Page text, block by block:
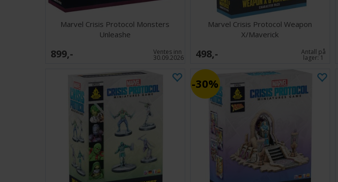
Marvel Crisis Protocol Monsters
Unleashe
899,- Ventes inn
30.09.2026
Marvel Crisis Protocol Weapon
X/Maverick
498,- Antall på
lager:1
30%